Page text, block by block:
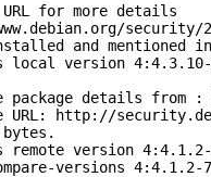
for more details
security/
and mentioned
local version
package details
URL: http://
bytes.
remote version 4:4.1.2-
versions